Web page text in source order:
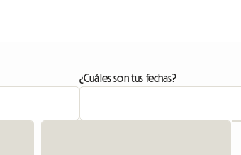
¿Cuáles son tus fechas?